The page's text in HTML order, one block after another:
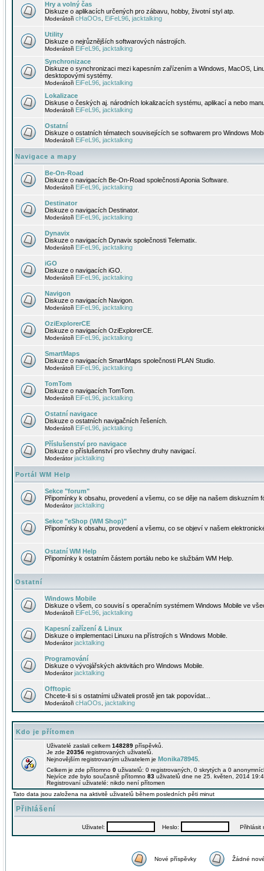
Hry a volný čas
Diskuze o aplikacích určených pro zábavu, hobby, životní styl atp.
Moderátoři cHaOOs EiFeL96 jacktalking
Utility
Diskuze o nejrůznějších softwarových nástrojích.
Moderátoři EiFeL96 jacktalking
Synchronizace
Diskuze o synchronizaci mezi kapesním zařízením a Windows, MacOS,
desktopovými systémy.
Moderátoři EiFeL96 jacktalking
Lokalizace
Diskuse o českých aj. národních lokalizacích systému, aplikací a nebo
Moderátoři EiFeL96 jacktalking
Ostatní
Diskuze o ostatních tématech souvisejících se softwarem pro Windows
Moderátoři EiFeL96 jacktalking
Navigace a mapy
Be-On-Road
Diskuze o navigacích Be-On-Road společnosti Aponia Software.
Moderátoři EiFeL96 jacktalking
Destinator
Diskuze o navigacích Destinator.
Moderátoři EiFeL96 jacktalking
Dynavix
Diskuze o navigacích Dynavix společnosti Telematix.
Moderátoři EiFeL96 jacktalking
iGO
Diskuze o navigacích iGO.
Moderátoři EiFeL96 jacktalking
Navigon
Diskuze o navigacích Navigon.
Moderátoři EiFeL96 jacktalking
OziExplorerCE
Diskuze o navigacích OziExplorerCE.
Moderátoři EiFeL96 jacktalking
SmartMaps
Diskuze o navigacích SmartMaps společnosti PLAN Studio.
Moderátoři EiFeL96 jacktalking
TomTom
Diskuze o navigacích TomTom.
Moderátoři EiFeL96 jacktalking
Ostatní navigace
Diskuze o ostatních navigačních řešeních.
Moderátoři EiFeL96 jacktalking
Příslušenství pro navigace
Diskuze o příslušenství pro všechny druhy navigací.
Moderátorjacktalking
Portál WM Help
Sekce "forum"
Připomínky k obsahu, provedení a všemu, co se děje na našem diskuzním
Moderátorjacktalking
Sekce "eShop (WM Shop)"
Připomínky k obsahu, provedení a všemu, co se objeví v našem
Ostatní WM Help
Připomínky k ostatním částem portálu nebo ke službám WM Help.
Ostatní
Windows Mobile
Diskuze o všem, co souvisí s operačním systémem Windows Mobile ve
Moderátoři EiFeL96 jacktalking
Kapesní zařízení & Linux
Diskuze o implementaci Linuxu na přístrojích s Windows Mobile.
Moderátorjacktalking
Programování
Diskuze o vývojářských aktivitách pro Windows Mobile.
Moderátorjacktalking
Offtopic
Chcete-li si s ostatními uživateli prostě jen tak popovídat...
Moderátoři cHaOOs jacktalking
Kdo je přítomen
Uživatelé zaslali celkem 148289 příspěvků.
Je zde 20356 registrovaných uživatelů.
Nejnovějším registrovaným uživatelem je Monika78945
Celkem je zde přítomno 0 uživatelů: 0 registrovaných, 0 skrytých a 0
Nejvíce zde bylo současně přítomno 83 uživatelů dne ne 25. květen, 2014
Registrovaní uživatelé: nikdo není přítomen
Tato data jsou založena na aktivitě uživatelů během posledních pěti minut
Přihlášení
Uživatel: Heslo: Přihlásit
Nové příspěvky Žádné